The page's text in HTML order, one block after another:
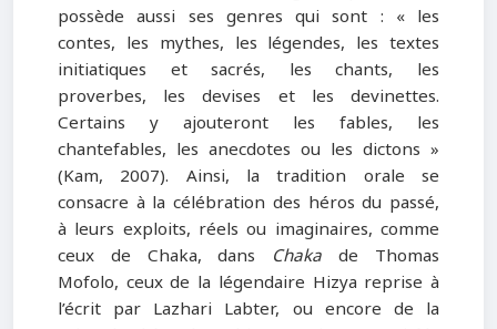
possède aussi ses genres qui sont : « les
contes, les mythes, les légendes, les textes
initiatiques et sacrés, les chants, les
proverbes, les devises et les devinettes.
Certains y ajouteront les fables, les
chantefables, les anecdotes ou les dictons »
(Kam, 2007). Ainsi, la tradition orale se
consacre à la célébration des héros du passé,
à leurs exploits, réels ou imaginaires, comme
ceux de Chaka, dans Chaka de Thomas
Mofolo, ceux de la légendaire Hizya reprise à
l’écrit par Lazhari Labter, ou encore de la